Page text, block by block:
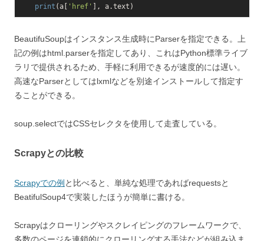
print (a[ 'href'
BeautifuSoupはインスタンス生成時にParserを指定できる。上
記の例はhtml.parserを指定してあり、これはPython標準ライブ
ラリで提供されるため、手軽に利用できるが速度的には遅い。
高速なParserとしてはlxmlなどを別途インストールして指定す
ることができる。
soup.selectではCSSセレクタを使用して走査している。
Scrapyとの比較
Scrapyでの例 と比べると、単純な処理であればrequestsと
BeatifulSoup4で実装したほうが簡単に書ける。
Scrapyはクローリングやスクレイピングのフレームワークで、